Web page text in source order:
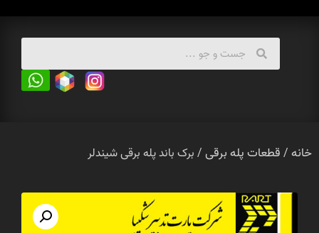
خانه /قطعات پله برقی/ برک باند پله برقی شیندلر